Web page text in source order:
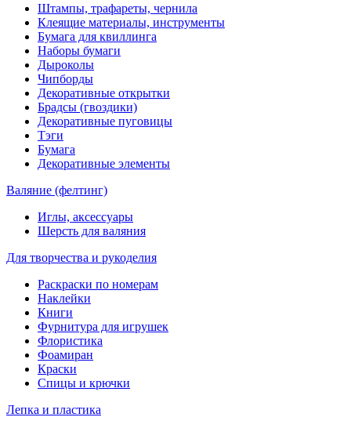
Штампы, трафареты, чернила
Клеящие материалы, инструменты
Бумага для квиллинга
Наборы бумаги
Дыроколы
Чипборды
Декоративные открытки
Брадсы (гвоздики)
Декоративные пуговицы
Тэги
Бумага
Декоративные элементы
Валяние (фелтинг)
Иглы, аксессуары
Шерсть для валяния
Для творчества и рукоделия
Раскраски по номерам
Наклейки
Книги
Фурнитура для игрушек
Флористика
Фоамиран
Краски
Спицы и крючки
Лепка и пластика